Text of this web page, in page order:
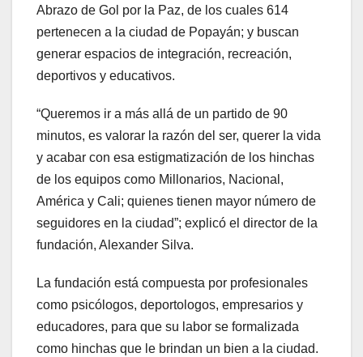
Abrazo de Gol por la Paz, de los cuales 614
pertenecen a la ciudad de Popayán; y buscan
generar espacios de integración, recreación,
deportivos y educativos.
“Queremos ir a más allá de un partido de 90
minutos, es valorar la razón del ser, querer la vida
y acabar con esa estigmatización de los hinchas
de los equipos como Millonarios, Nacional,
América y Cali; quienes tienen mayor número de
seguidores en la ciudad”; explicó el director de la
fundación, Alexander Silva.
La fundación está compuesta por profesionales
como psicólogos, deportologos, empresarios y
educadores, para que su labor se formalizada
como hinchas que le brindan un bien a la ciudad.